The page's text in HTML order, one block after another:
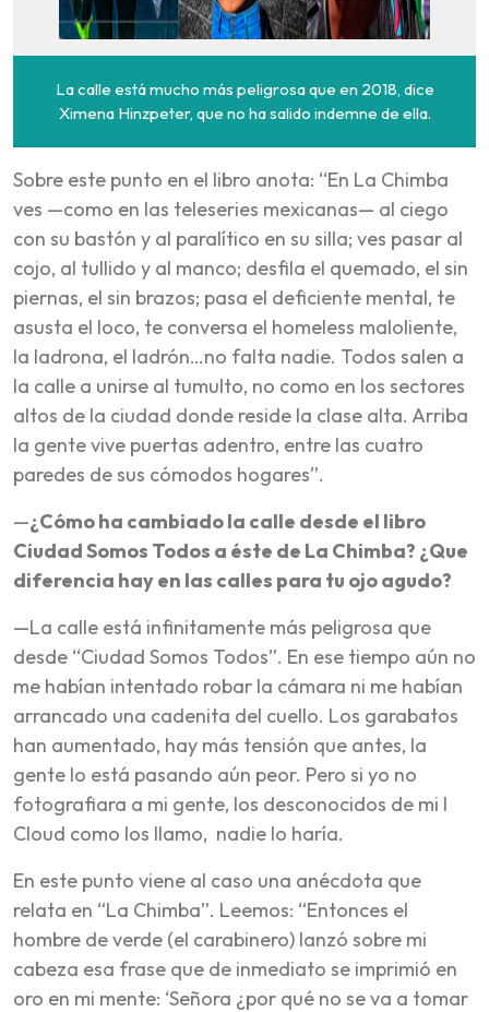
La calle está mucho más peligrosa que en 2018, dice
Ximena Hinzpeter, que no ha salido indemne de ella.
Sobre este punto en el libro anota: “En La Chimba
ves —como en las teleseries mexicanas— al ciego
con su bastón y al paralítico en su silla; ves pasar al
cojo, al tullido y al manco; desfila el quemado, el sin
piernas, el sin brazos; pasa el deficiente mental, te
asusta el loco, te conversa el homeless maloliente,
la ladrona, el ladrón…no falta nadie. Todos salen a
la calle a unirse al tumulto, no como en los sectores
altos de la ciudad donde reside la clase alta. Arriba
la gente vive puertas adentro, entre las cuatro
paredes de sus cómodos hogares”.
—¿Cómo ha cambiado la calle desde el libro
Ciudad Somos Todos a éste de La Chimba? ¿Que
diferencia hay en las calles para tu ojo agudo?
—La calle está infinitamente más peligrosa que
desde “Ciudad Somos Todos”. En ese tiempo aún no
me habían intentado robar la cámara ni me habían
arrancado una cadenita del cuello. Los garabatos
han aumentado, hay más tensión que antes, la
gente lo está pasando aún peor. Pero si yo no
fotografiara a mi gente, los desconocidos de mi I
Cloud como los llamo, nadie lo haría.
En este punto viene al caso una anécdota que
relata en “La Chimba”. Leemos: “Entonces el
hombre de verde (el carabinero) lanzó sobre mi
cabeza esa frase que de inmediato se imprimió en
oro en mi mente: ‘Señora ¿por qué no se va a tomar